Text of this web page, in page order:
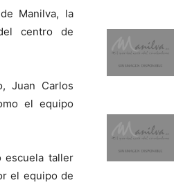
Manilva, la
centro de
Juan Carlos
el equipo
escuela taller
el equipo de